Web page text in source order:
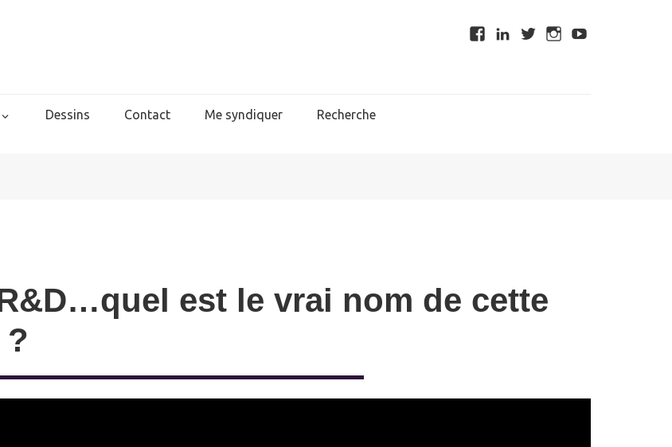
Dessins Contact Me syndiquer Recherche
est le vrai nom de cette